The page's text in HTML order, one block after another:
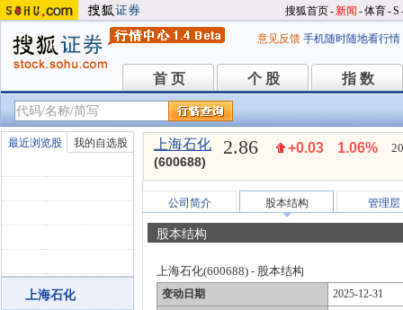
搜狐首页-新闻 -体育-S
意见反馈 手机随时随地看行情
首 页
首 页 个 股
个 股 指 数
指 数
最近浏览股 我的自选股
上海石化
上海石化
(600688)
2.86 +0.03 1.06%
公司简介 股本结构 管理层
股本结构
上海石化(600688) - 股本结构
变动日期
2025-12-31